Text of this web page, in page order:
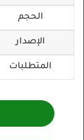
الحجم
الإصدار
المتطلبات